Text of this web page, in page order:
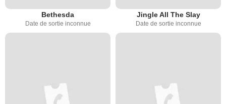
Bethesda
Date de sortie inconnue
Jingle All The Slay
Date de sortie inconnue